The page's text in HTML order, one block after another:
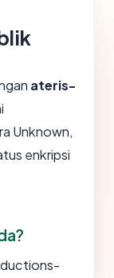
ateris-
Unknown,
enkripsi